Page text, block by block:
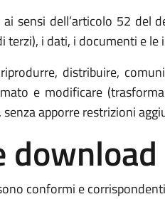
sensi dell’articolo 52
i dati, i documenti e
distribuire,
e modificare
apporre restrizioni
download
conformi e